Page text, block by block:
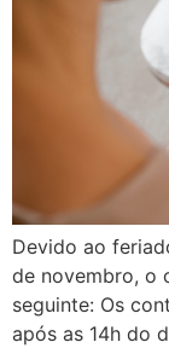
Devido ao
de novembro, o
seguinte: Os
após as 14h do